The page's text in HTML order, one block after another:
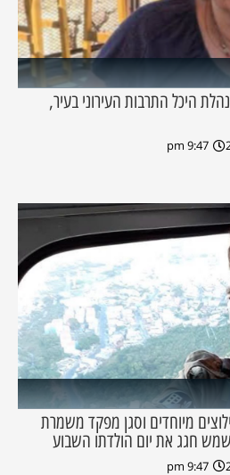
היכל התרבות העירוני בעיר,
9:47 pm
מיוחדים וסגן מפקד משמרת
חגג את יום הולדתו השבוע
9:47 pm